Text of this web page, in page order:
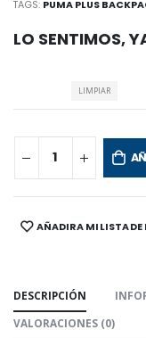
TAGS: PUMA PLUS
LO SENTIMOS,
LIMPIAR
SHARE:AÑADIR A MI LISTA DE
DESCRIPCIÓN
VALORACIONES (0)